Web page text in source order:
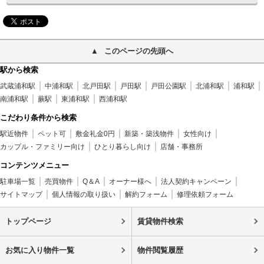
このページの先頭へ
駅から検索
武蔵浦和駅 中浦和駅 北戸田駅 戸田駅 戸田公園駅 北浦和駅
浦和駅
南浦和駅
蕨駅 東浦和駅 西浦和駅
こだわり条件から検索
駅近物件 ペット可 敷金礼金0円 新築・築浅物件
女性向け
カップル・ファミリー向け
ひとり暮らし向け 店舗・事務所
コンテンツメニュー
駐車場一覧 売買物件 Q＆A オーナー様へ
法人契約キャンペーン
サイトマップ
個人情報の取り扱い 解約フォーム 修理依頼フォーム
トップページ 賃貸物件検索
お気に入り物件一覧 物件閲覧履歴